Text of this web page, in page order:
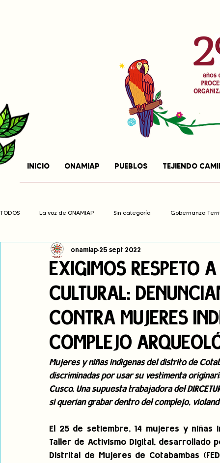
INICIO ONAMIAP PUEBLOS TEJIENDO
TODOS La voz de ONAMIAP Sin categoría Gobernanza
Cambio climático Navegador indígena
Pronunciamientos Observatorio de consulta previa
EXIGIMOS RESPETO
CULTURAL:
CONTRA MUJERES
COMPLEJO
onamiap 25 sept 2022
Mujeres y niñas indígenas del distrito de
discriminadas por usar su vestimenta
Cusco. Una supuesta trabajadora del
si querían grabar dentro del complejo,
El 25 de setiembre, 14 mujeres y niñas
Taller de Activismo Digital, desarrollado
Distrital de Mujeres de Cotabambas